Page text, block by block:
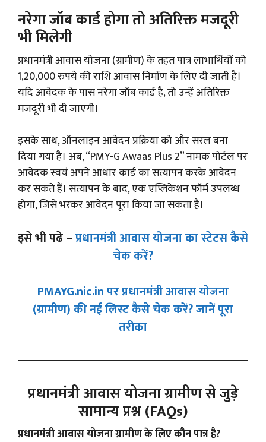
नरेगा जॉब कार्ड होगा तो अतिरिक्त मजदूरी
भी मिलेगी
प्रधानमंत्री आवास योजना (ग्रामीण) के तहत पात्र लाभार्थियों को
1,20,000 रुपये की राशि आवास निर्माण के लिए दी जाती है।
यदि आवेदक के पास नरेगा जॉब कार्ड है, तो उन्हें अतिरिक्त
मजदूरी भी दी जाएगी।
इसके साथ, ऑनलाइन आवेदन प्रक्रिया को और सरल बना
दिया गया है। अब, “PMY-G Awaas Plus 2” नामक पोर्टल पर
आवेदक स्वयं अपने आधार कार्ड का सत्यापन करके आवेदन
कर सकते हैं। सत्यापन के बाद, एक एप्लिकेशन फॉर्म उपलब्ध
होगा, जिसे भरकर आवेदन पूरा किया जा सकता है।
इसे भी पढे –प्रधानमंत्री आवास योजना का स्टेटस कैसे
चेक करें?
PMAYG.nic.in पर प्रधानमंत्री आवास योजना
(ग्रामीण) की नई लिस्ट कैसे चेक करें? जानें पूरा
तरीका
प्रधानमंत्री आवास योजना ग्रामीण से जुड़े
सामान्य प्रश्न (FAQs)
प्रधानमंत्री आवास योजना ग्रामीण के लिए कौन पात्र है?